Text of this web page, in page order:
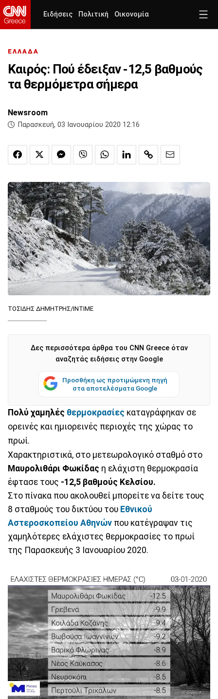
Ειδήσεις Πολιτική Οικονομία
ΕΛΛΑΔΑ
Καιρός: Πού έδειξαν -12,5 βαθμούς
τα θερμόμετρα σήμερα
Newsroom
Παρασκευή, 03 Ιανουαρίου 2020 12:16
ΤΟΣΙΔΗΣ ΔΗΜΗΤΡΗΣ/ΙΝΤΙΜΕ
Δες περισσότερα άρθρα του CNN Greece όταν
αναζητάς ειδήσεις στην Google
Προσθήκη ως προτιμώμενη πηγή
στα αποτελέσματα Google
Πολύ χαμηλές θερμοκρασίες καταγράφηκαν σε
ορεινές και ημιορεινές περιοχές της χώρας το
πρωί.
Χαρακτηριστικά, στο μετεωρολογικό σταθμό στο
Μαυρολιθάρι Φωκίδας η ελάχιστη θερμοκρασία
έφτασε τους -12,5 βαθμούς Κελσίου.
Στο πίνακα που ακολουθεί μπορείτε να δείτε τους
8 σταθμούς του δικτύου του Εθνικού
Αστεροσκοπείου Αθηνών που κατέγραψαν τις
χαμηλότερες ελάχιστες θερμοκρασίες το πρωί
της Παρασκευής 3 Ιανουαρίου 2020.